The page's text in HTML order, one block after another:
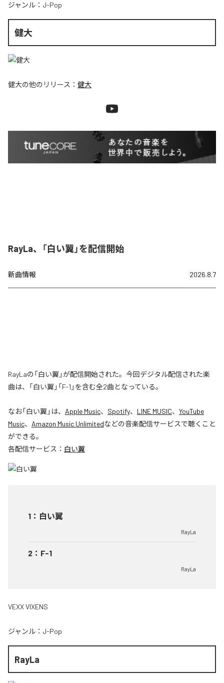
ジャンル： J-Pop
健大
健大の他のリリース： 健大
RayLa、「白い翼」を配信開始
新曲情報 2026.8.7
RayLaの「白い翼」が配信開始された。今回デジタル配信された楽
曲は、「白い翼」「F-1」を含む全2曲となっている。
なお「白い翼 」は、 Apple Music、 Spotify、 LINE MUSIC、 YouTube
Music、 Amazon Music Unlimitedなどの音楽配信サービスで聴くこと
ができる。
各配信サービス： 白い翼
1 ： 白い翼
RayLa
2 ： F-1
RayLa
VEXX VIXENS
ジャンル： J-Pop
RayLa